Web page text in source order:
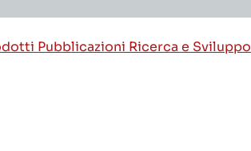
Pubblicazioni Ricerca e Sviluppo